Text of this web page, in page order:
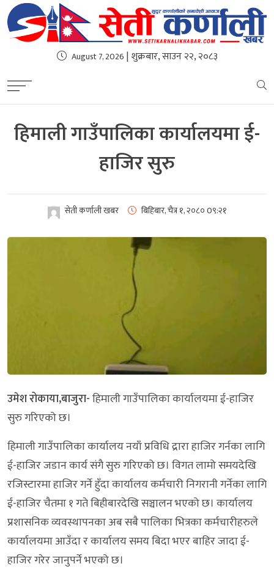
August 7, 2026 | शुक्रबार, साउन २२, २०८३
हिमाली गाउँपालिका कार्यालयमा ई-
हाजिर सुरु
सेती कर्णाली खबर बिहिबार, चैत्र १, २०८०0९:२१
उमेश रोकाया,बाजुरा-हिमाली गाउँपालिका कार्यालयमा ई-हाजिर
सुरु गरिएको छ।
हिमाली गाउँपालिका कार्यालय नयाँ प्रविधि द्रारा हाजिर गर्नका लागि
ई-हाजिर जडान कार्य संगै सुरु गरिएको छ। विगत लामो समयदेखि
रजिस्टारमा हाजिर गर्ने हुँदा कार्यालय कर्मचारी निगरानी गर्नेका लागि
ई-हाजिर चैतमा १ गते बिहीबारदेखि सञ्चालन भएको छ। कार्यालय
प्रशासनिक व्यवस्थापनका अब सबै पालिका भित्रका कर्मचारीहरुले
कार्यालयमा आउँदा र कार्यालय समय बिदा भएर बाहिर जादा ई-
हाजिर गरेर जानुपर्ने भएको छ।